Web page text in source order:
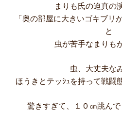
まりも氏の迫真の
「奥の部屋に大きいゴキブリ
と
虫が苦手なまりも
虫、大丈夫な
ほうきとテッｼｭを持って戦闘
驚きすぎて、１０㎝跳んで